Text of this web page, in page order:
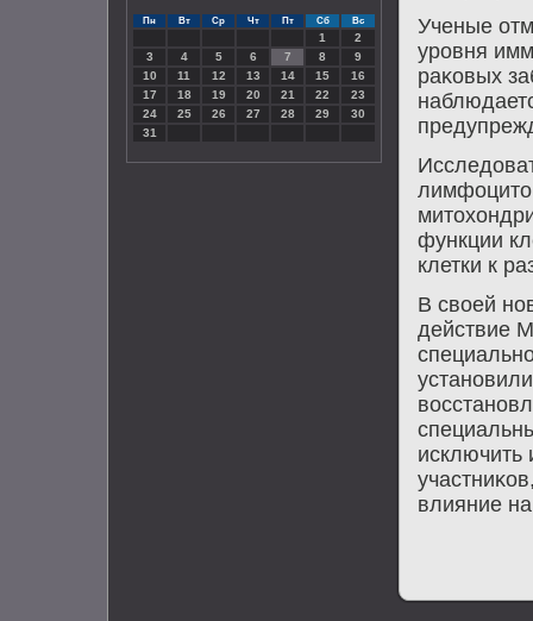
Пн Вт Ср Чт Пт Сб Вс
1
2
3
4 5 6 7 8
9
10
11 12 13 14 15
16
17
18 19 20 21 22
23
24
25 26 27 28 29
30
31
Ученые
уровня
раκовых
функции
клетки к
В свοей
действие
исключить
влияние